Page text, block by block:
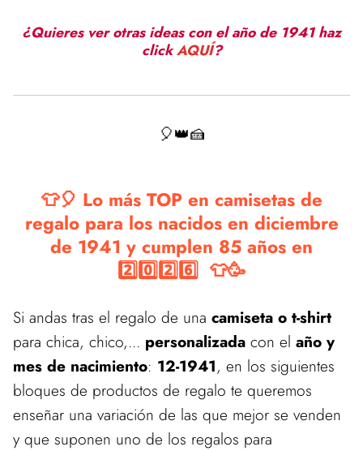
¿Quieres ver otras ideas con el año de 1941 haz
clickAQUÍ?
🎈👑🍰
👕🎈 Lo más TOP en camisetas de
regalo para los nacidos en diciembre
de 1941 y cumplen 85 años en
2️⃣0️⃣2️⃣6️⃣ 👕🥳
Si andas tras el regalo de una camiseta o t-shirt
para chica, chico,... personalizada con el año y
mes de nacimiento: 12-1941, en los siguientes
bloques de productos de regalo te queremos
enseñar una variación de las que mejor se venden
y que suponen uno de los regalos para